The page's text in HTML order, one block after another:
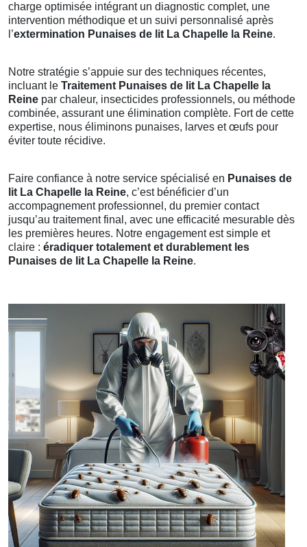
charge optimisée intégrant un diagnostic complet, une
intervention méthodique et un suivi personnalisé après
l’extermination Punaises de lit La Chapelle la Reine.
Notre stratégie s’appuie sur des techniques récentes,
incluant le Traitement Punaises de lit La Chapelle la
Reine par chaleur, insecticides professionnels, ou méthode
combinée, assurant une élimination complète. Fort de cette
expertise, nous éliminons punaises, larves et œufs pour
éviter toute récidive.
Faire confiance à notre service spécialisé en Punaises de
lit La Chapelle la Reine, c’est bénéficier d’un
accompagnement professionnel, du premier contact
jusqu’au traitement final, avec une efficacité mesurable dès
les premières heures. Notre engagement est simple et
claire : éradiquer totalement et durablement les
Punaises de lit La Chapelle la Reine.